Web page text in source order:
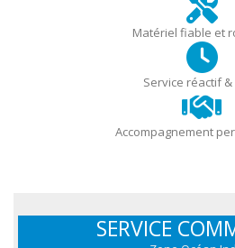
Matériel fiable et
Service réactif &
Accompagnement
SERVICE